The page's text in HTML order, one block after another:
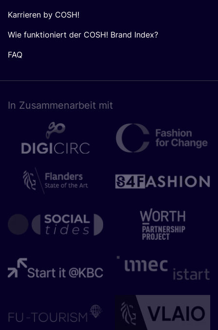
Karrieren by COSH!
Wie funktioniert der COSH! Brand Index?
FAQ
In Zusam­men­ar­beit mit